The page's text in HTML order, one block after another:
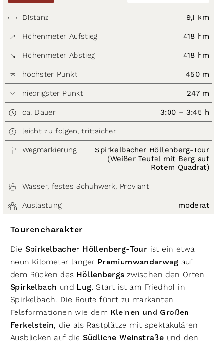
Distanz 9,1 km
Höhenmeter Aufstieg 418 hm
Höhenmeter Abstieg 418 hm
höchster Punkt 450 m
niedrigster Punkt 247 m
ca. Dauer 3:00 – 3:45 h
leicht zu folgen, trittsicher
Wegmarkierung
Spirkelbacher Höllenberg-Tour
(Weißer Teufel mit Berg auf
Rotem Quadrat)
Wasser, festes Schuhwerk, Proviant
Auslastung moderat
Tourencharakter
Die Spirkelbacher Höllenberg-Tour ist ein etwa
neun Kilometer langer Premiumwanderweg auf
dem Rücken des Höllenbergs zwischen den Orten
Spirkelbach und Lug. Start ist am Friedhof in
Spirkelbach. Die Route führt zu markanten
Felsformationen wie dem Kleinen und Großen
Ferkelstein, die als Rastplätze mit spektakulären
Ausblicken auf die Südliche Weinstraße und den